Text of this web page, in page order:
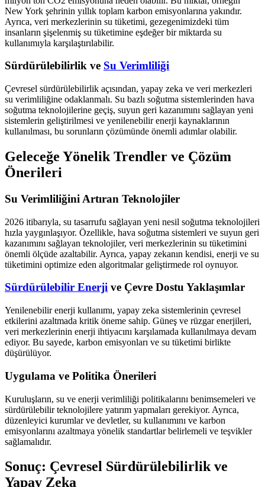
New York şehrinin yıllık toplam karbon emisyonlarına yakındır.
Ayrıca, veri merkezlerinin su tüketimi, gezegenimizdeki tüm
insanların şişelenmiş su tüketimine eşdeğer bir miktarda su
kullanımıyla karşılaştırılabilir.
Sürdürülebilirlik ve Su Verimliliği
Çevresel sürdürülebilirlik açısından, yapay zeka ve veri merkezleri
su verimliliğine odaklanmalı. Su bazlı soğutma sistemlerinden hava
soğutma teknolojilerine geçiş, suyun geri kazanımını sağlayan yeni
sistemlerin geliştirilmesi ve yenilenebilir enerji kaynaklarının
kullanılması, bu sorunların çözümünde önemli adımlar olabilir.
Geleceğe Yönelik Trendler ve Çözüm
Önerileri
Su Verimliliğini Artıran Teknolojiler
2026 itibarıyla, su tasarrufu sağlayan yeni nesil soğutma teknolojileri
hızla yaygınlaşıyor. Özellikle, hava soğutma sistemleri ve suyun geri
kazanımını sağlayan teknolojiler, veri merkezlerinin su tüketimini
önemli ölçüde azaltabilir. Ayrıca, yapay zekanın kendisi, enerji ve su
tüketimini optimize eden algoritmalar geliştirmede rol oynuyor.
Sürdürülebilir Enerji ve Çevre Dostu Yaklaşımlar
Yenilenebilir enerji kullanımı, yapay zeka sistemlerinin çevresel
etkilerini azaltmada kritik öneme sahip. Güneş ve rüzgar enerjileri,
veri merkezlerinin enerji ihtiyacını karşılamada kullanılmaya devam
ediyor. Bu sayede, karbon emisyonları ve su tüketimi birlikte
düşürülüyor.
Uygulama ve Politika Önerileri
Kuruluşların, su ve enerji verimliliği politikalarını benimsemeleri ve
sürdürülebilir teknolojilere yatırım yapmaları gerekiyor. Ayrıca,
düzenleyici kurumlar ve devletler, su kullanımını ve karbon
emisyonlarını azaltmaya yönelik standartlar belirlemeli ve teşvikler
sağlamalıdır.
Sonuç: Çevresel Sürdürülebilirlik ve
Yapay Zeka